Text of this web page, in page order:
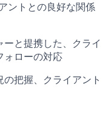
ントとの良好な関係
と提携した、クライ
ォローの対応
把握、クライアント